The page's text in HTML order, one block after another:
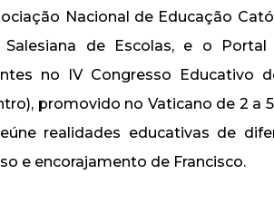
Nacional de Educação
Salesiana de Escolas, e o
no IV Congresso Educativo
promovido no Vaticano de 2 a
realidades educativas de
e encorajamento de Francisco.